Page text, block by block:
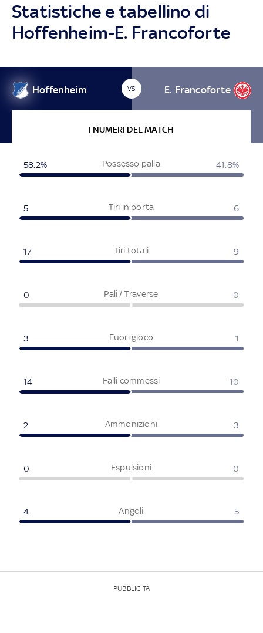
Statistiche e tabellino di
Hoffenheim-E. Francoforte
Hoffenheim VS E. Francoforte
I NUMERI DEL MATCH
Possesso palla
58.2% 41.8%
Tiri in porta
5 6
Tiri totali
17 9
Pali / Traverse
0 0
Fuori gioco
3 1
Falli commessi
14 10
Ammonizioni
2 3
Espulsioni
0 0
Angoli
4 5
PUBBLICITÀ